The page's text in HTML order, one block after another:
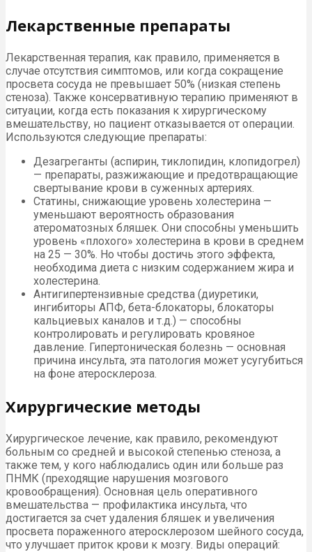
Лекарственные препараты
Лекарственная терапия, как правило, применяется в
случае отсутствия симптомов, или когда сокращение
просвета сосуда не превышает 50% (низкая степень
стеноза). Также консервативную терапию применяют в
ситуации, когда есть показания к хирургическому
вмешательству, но пациент отказывается от операции.
Используются следующие препараты:
Дезагреганты (аспирин, тиклопидин, клопидогрел)
— препараты, разжижающие и предотвращающие
свертывание крови в суженных артериях.
Статины, снижающие уровень холестерина —
уменьшают вероятность образования
атероматозных бляшек. Они способны уменьшить
уровень «плохого» холестерина в крови в среднем
на 25 — 30%. Но чтобы достичь этого эффекта,
необходима диета с низким содержанием жира и
холестерина.
Антигипертензивные средства (диуретики,
ингибиторы АПФ, бета-блокаторы, блокаторы
кальциевых каналов и т.д.) — способны
контролировать и регулировать кровяное
давление. Гипертоническая болезнь — основная
причина инсульта, эта патология может усугубиться
на фоне атеросклероза.
Хирургические методы
Хирургическое лечение, как правило, рекомендуют
больным со средней и высокой степенью стеноза, а
также тем, у кого наблюдались один или больше раз
ПНМК (преходящие нарушения мозгового
кровообращения). Основная цель оперативного
вмешательства — профилактика инсульта, что
достигается за счет удаления бляшек и увеличения
просвета пораженного атеросклерозом шейного сосуда,
что улучшает приток крови к мозгу. Виды операций: